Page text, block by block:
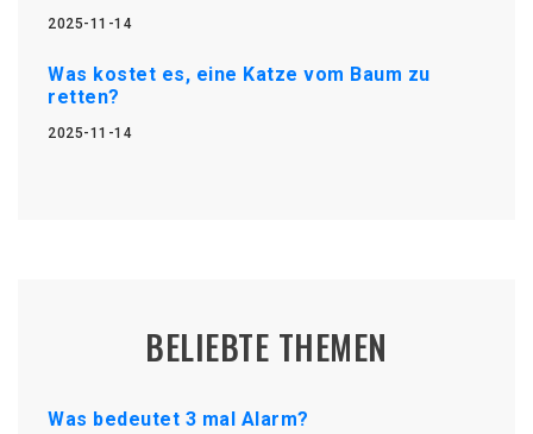
2025-11-14
Was kostet es, eine Katze vom Baum zu
retten?
2025-11-14
BELIEBTE THEMEN
Was bedeutet 3 mal Alarm?